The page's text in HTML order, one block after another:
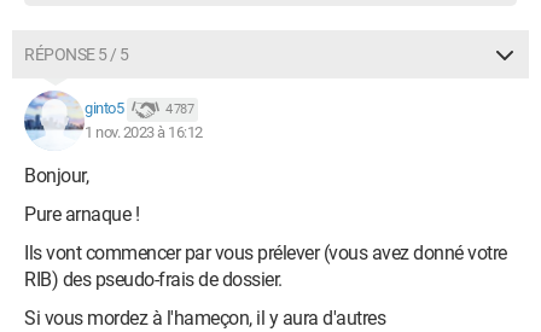
RÉPONSE 5 / 5
ginto5 4 787
1 nov. 2023 à 16:12
Bonjour,
Pure arnaque !
Ils vont commencer par vous prélever (vous avez donné votre
RIB) des pseudo-frais de dossier.
Si vous mordez à l'hameçon, il y aura d'autres